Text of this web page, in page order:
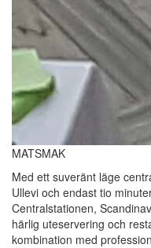
MATSMAK
Med ett suveränt läge
Ullevi och endast tio
Centralstationen,
härlig uteservering och
kombination med